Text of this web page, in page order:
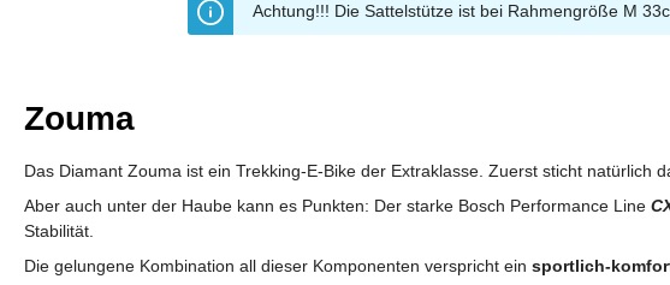
Achtung!!! Die Sattelstütze ist bei Rahmengröße M
Zouma
Das Diamant Zouma ist ein Trekking-E-Bike der Extraklasse. Zuerst sticht natürlich
Aber auch unter der Haube kann es Punkten: Der starke Bosch Performance Line
Stabilität.
Die gelungene Kombination all dieser Komponenten verspricht ein sportlich-